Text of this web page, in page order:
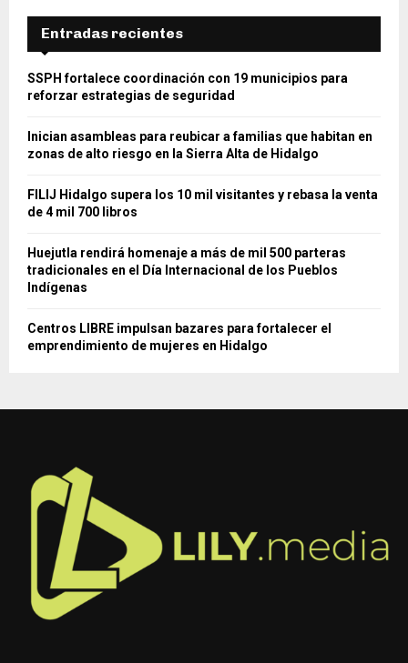
Entradas recientes
SSPH fortalece coordinación con 19 municipios para
reforzar estrategias de seguridad
Inician asambleas para reubicar a familias que habitan en
zonas de alto riesgo en la Sierra Alta de Hidalgo
FILIJ Hidalgo supera los 10 mil visitantes y rebasa la venta
de 4 mil 700 libros
Huejutla rendirá homenaje a más de mil 500 parteras
tradicionales en el Día Internacional de los Pueblos
Indígenas
Centros LIBRE impulsan bazares para fortalecer el
emprendimiento de mujeres en Hidalgo